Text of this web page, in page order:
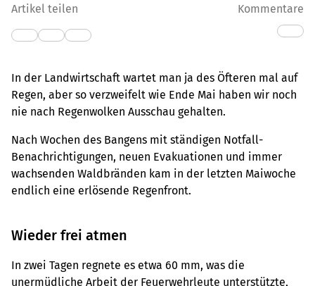
Artikel teilen Kommentare
In der Landwirtschaft wartet man ja des Öfteren mal auf
Regen, aber so verzweifelt wie Ende Mai haben wir noch
nie nach Regenwolken Ausschau gehalten.
Nach Wochen des Bangens mit ständigen Notfall-
Benachrichtigungen, neuen Evakuationen und immer
wachsenden Waldbränden kam in der letzten Maiwoche
endlich eine erlösende Regenfront.
Wieder frei atmen
In zwei Tagen regnete es etwa 60 mm, was die
unermüdliche Arbeit der Feuerwehrleute unterstützte,